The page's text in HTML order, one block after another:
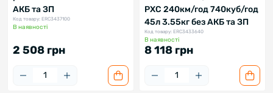
АКБ та ЗП
Код товару: ERC3437100
В наявності
2 508 грн
PXC 240км/год 740куб/год
45л 3.55кг без АКБ та ЗП
Код товару: ERC3433640
В наявності
8 118 грн